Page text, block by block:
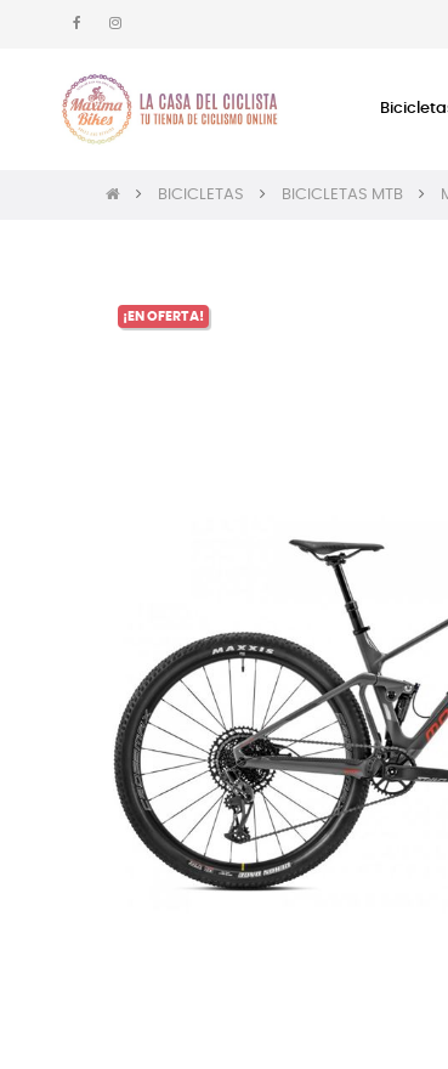
BICICLETAS BICICLETAS MTB
¡EN OFERTA!